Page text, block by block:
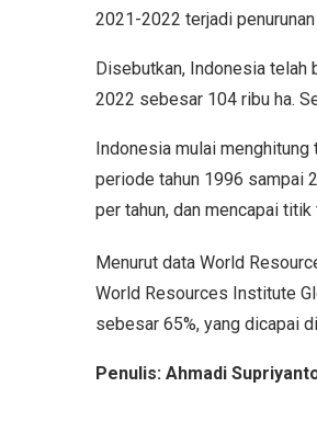
2021-2022 terjadi
Disebutkan, Indonesia telah
2022 sebesar 104 ribu ha.
Indonesia mulai
periode tahun 1996 sampai
per tahun, dan mencapai
Menurut data World
World Resources Institute
sebesar 65%, yang dicapai
Penulis: Ahmadi